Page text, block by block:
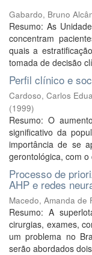
Gabardo, Bruno
Resumo: As
concentram
quais a
tomada de decisão
Perfil clínico e
Cardoso, Carlos
(1999)
Resumo: O
significativo da
importância de se
gerontológica, com
Processo de
AHP e redes
Macedo, Amanda de
Resumo: A
cirurgias, exames,
um problema no
serão abordados